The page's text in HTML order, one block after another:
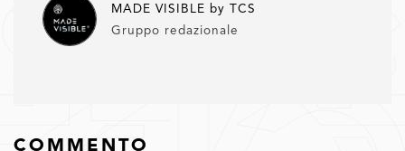
MADE VISIBLE by TCS
Gruppo redazionale
COMMENTO